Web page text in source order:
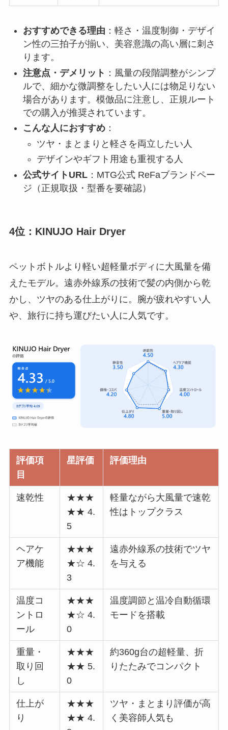
おすすめできる理由 ：軽さ・温度制御・デザイ
ン性の三拍子が揃い、美容意識の高い層に刺さ
ります。
注意点・デメリット ：風量の段階調整がシンプ
ルで、細かな微調整をしたい人には物足りない
場合があります。模倣品に注意し、正規ルート
での購入が推奨されています。
こんな人におすすめ：
ツヤ・まとまりと軽さを両立したい人
デザインやギフト用途も重視する人
公式サイトURL：MTG公式 ReFaブランドペー
ジ（正規取扱・型番を要確認）
4位：KINUJO Hair Dryer
ペットボトルより軽い超軽量ボディに大風量を備
えたモデル。遠赤外線系の技術で髪の内側から乾
かし、ツヤのある仕上がりに。腕が疲れやすい人
や、旅行に持ち運びたい人に人気です。
評価項
目
星評価 評価理由
速乾性
★★★
★★ 4.
5
軽量ながら大風量で速乾
性はトップクラス
ヘアケ
ア機能
★★★
★☆ 4.
3
遠赤外線系の技術でツヤ
を与える
温度コ
ントロ
ール
★★★
★☆ 4.
0
温度調節と温冷自動循環
モードを搭載
重量・
取り回
し
★★★
★★ 5.
0
約360g台の超軽量、折
りたたみでコンパクト
仕上が
り
★★★
★★ 4.
ツヤ・まとまり評価が高
く美容師人気も